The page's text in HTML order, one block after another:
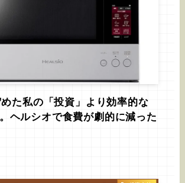
た私の「投資」より効率的な
ヘルシオで食費が劇的に減った